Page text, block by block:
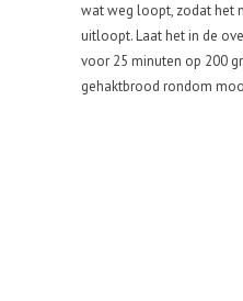
wat weg loopt, zodat het
uitloopt. Laat het in de
voor 25 minuten op 200
gehaktbrood rondom